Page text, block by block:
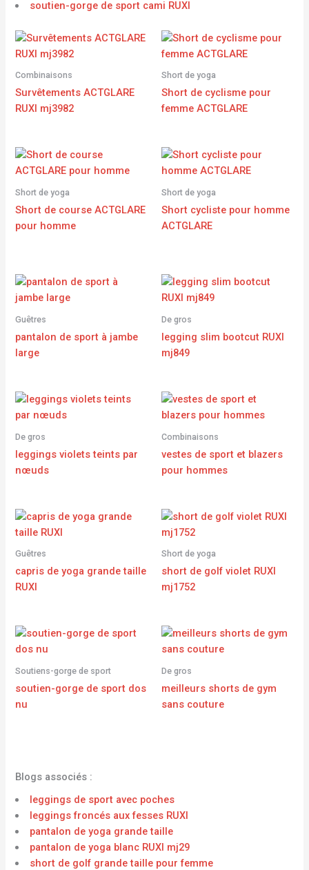
soutien-gorge de sport cami RUXI
Combinaisons
Survêtements ACTGLARE
RUXI mj3982
Short de yoga
Short de cyclisme pour
femme ACTGLARE
Short de yoga
Short de course ACTGLARE
pour homme
Short de yoga
Short cycliste pour homme
ACTGLARE
Guêtres
pantalon de sport à jambe
large
De gros
legging slim bootcut RUXI
mj849
De gros
leggings violets teints par
nœuds
Combinaisons
vestes de sport et blazers
pour hommes
Guêtres
capris de yoga grande taille
RUXI
Short de yoga
short de golf violet RUXI
mj1752
Soutiens-gorge de sport
soutien-gorge de sport dos
nu
De gros
meilleurs shorts de gym
sans couture
Blogs associés :
leggings de sport avec poches
leggings froncés aux fesses RUXI
pantalon de yoga grande taille
pantalon de yoga blanc RUXI mj29
short de golf grande taille pour femme